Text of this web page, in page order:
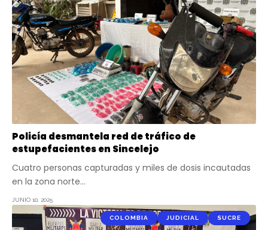
Policía desmantela red de tráfico de
estupefacientes en Sincelejo
Cuatro personas capturadas y miles de dosis incautadas
en la zona norte…
JUNIO 10, 2025
COLOMBIA JUDICIAL SUCRE